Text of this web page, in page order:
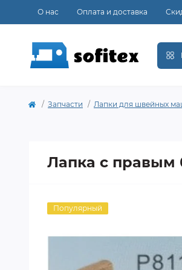
О нас Оплата и доставка
Запчасти Лапки для швейных
Лапка с правым
Популярный